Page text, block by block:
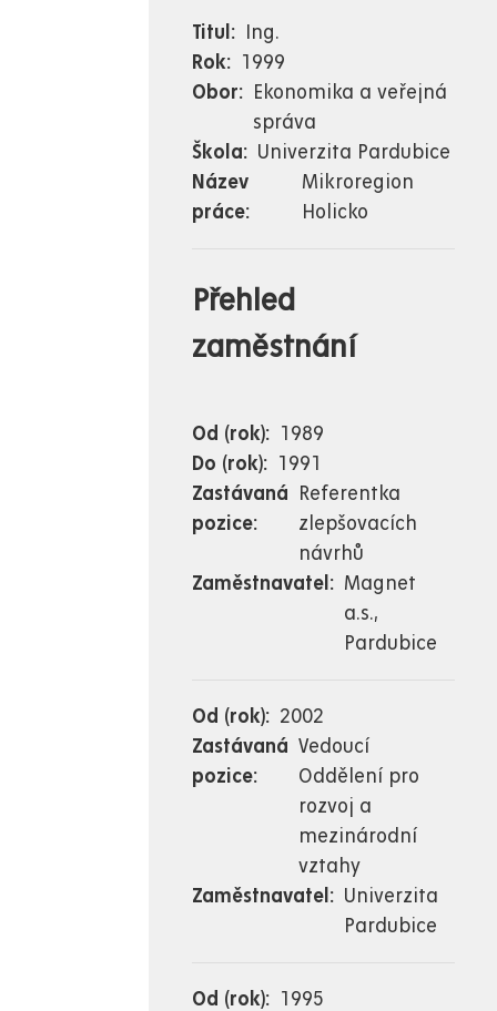
Titul
Ing.
Rok
1999
Obor
Ekonomika a veřejná
správa
Škola
Univerzita Pardubice
Název
práce
Mikroregion
Holicko
Přehled
zaměstnání
Od (rok)
1989
Do (rok)
1991
Zastávaná
pozice
Referentka
zlepšovacích
návrhů
Zaměstnavatel
Magnet
a.s.,
Pardubice
Od (rok)
2002
Zastávaná
pozice
Vedoucí
Oddělení pro
rozvoj a
mezinárodní
vztahy
Zaměstnavatel
Univerzita
Pardubice
Od (rok) 1995